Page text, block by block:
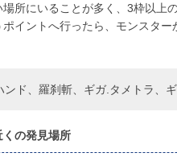
所にいることが多く、3枠以上
イントへ行ったら、モンスタ
ンド、羅刹斬、ギガ.タメトラ、
くの発見場所